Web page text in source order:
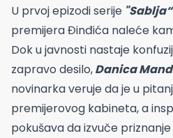
U prvoj epizodi serije "Sablja“
premijera Đinđića naleće
Dok u javnosti nastaje
zapravo desilo,Danica
novinarka veruje da je u
premijerovog kabineta, a
pokušava da izvuče